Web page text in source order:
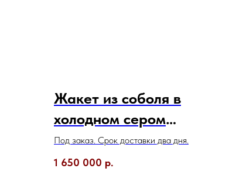
Жакет из соболя в
холодном сером
оттенке с английским
воротником
Под заказ. Срок доставки два дня.
1 650 000 р.